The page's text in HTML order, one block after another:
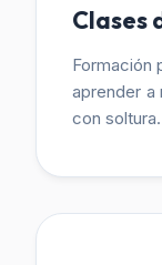
Clases
Formación
aprender a
con soltura.